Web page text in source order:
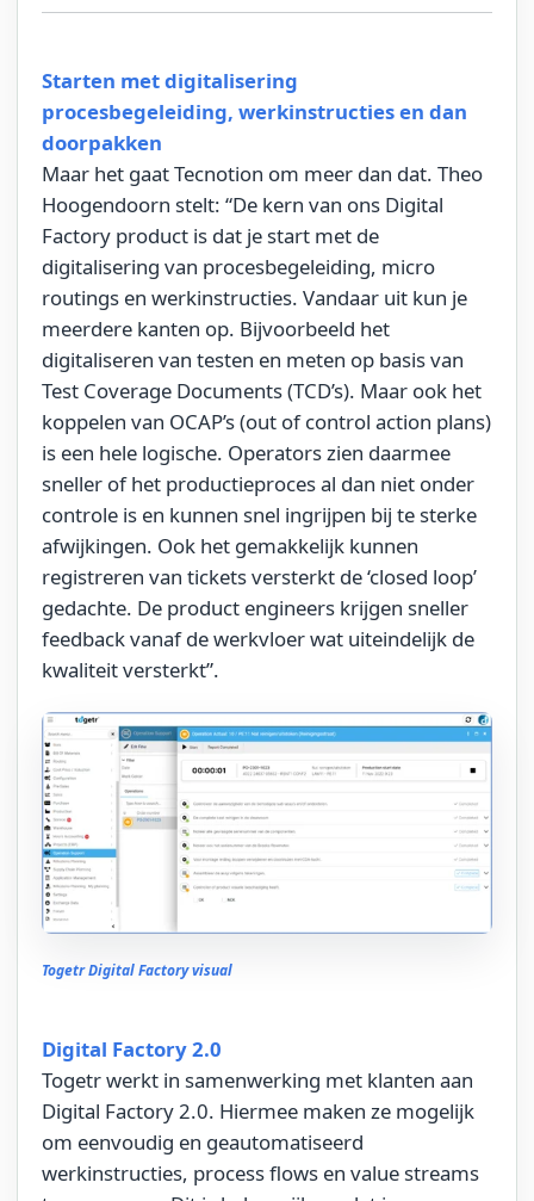
Starten met digitalisering
procesbegeleiding, werkinstructies en dan
doorpakken
Maar het gaat Tecnotion om meer dan dat. Theo
Hoogendoorn stelt: “De kern van ons Digital
Factory product is dat je start met de
digitalisering van procesbegeleiding, micro
routings en werkinstructies. Vandaar uit kun je
meerdere kanten op. Bijvoorbeeld het
digitaliseren van testen en meten op basis van
Test Coverage Documents (TCD’s). Maar ook het
koppelen van OCAP’s (out of control action plans)
is een hele logische. Operators zien daarmee
sneller of het productieproces al dan niet onder
controle is en kunnen snel ingrijpen bij te sterke
afwijkingen. Ook het gemakkelijk kunnen
registreren van tickets versterkt de ‘closed loop’
gedachte. De product engineers krijgen sneller
feedback vanaf de werkvloer wat uiteindelijk de
kwaliteit versterkt”.
Togetr Digital Factory visual
Digital Factory 2.0
Togetr werkt in samenwerking met klanten aan
Digital Factory 2.0. Hiermee maken ze mogelijk
om eenvoudig en geautomatiseerd
werkinstructies, process flows en value streams